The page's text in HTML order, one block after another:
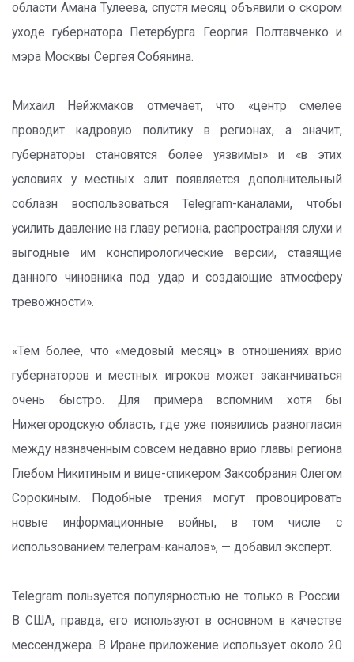
области Амана Тулеева, спустя месяц объявили о скором
уходе губернатора Петербурга Георгия Полтавченко и
мэра Москвы Сергея Собянина.
Михаил Нейжмаков отмечает, что «центр смелее
проводит кадровую политику в регионах, а значит,
губернаторы становятся более уязвимы» и «в этих
условиях у местных элит появляется дополнительный
соблазн воспользоваться Telegram-каналами, чтобы
усилить давление на главу региона, распространяя слухи и
выгодные им конспирологические версии, ставящие
данного чиновника под удар и создающие атмосферу
тревожности».
«Тем более, что «медовый месяц» в отношениях врио
губернаторов и местных игроков может заканчиваться
очень быстро. Для примера вспомним хотя бы
Нижегородскую область, где уже появились разногласия
между назначенным совсем недавно врио главы региона
Глебом Никитиным и вице-спикером Заксобрания Олегом
Сорокиным. Подобные трения могут провоцировать
новые информационные войны, в том числе с
использованием телеграм-каналов», — добавил эксперт.
Telegram пользуется популярностью не только в России.
В США, правда, его используют в основном в качестве
мессенджера. В Иране приложение использует около 20